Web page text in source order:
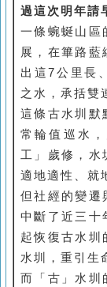
過這次明年請
一條蜿蜒山區
展，在篳路藍
出這7公里長
之水，承括雙
這條古水圳默
常輪值巡水
工」歲修，水
適地適性、就
但社經的變遷
中斷了近三十
起恢復古水圳
水圳，重引生
而「古」水圳